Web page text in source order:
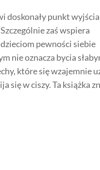
doskonały punkt wyjścia
zaś wspiera
pewności siebie
nie oznacza bycia
które się wzajemnie
się w ciszy. Ta książka